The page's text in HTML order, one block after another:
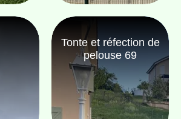
Tonte et réfection de
pelouse 69